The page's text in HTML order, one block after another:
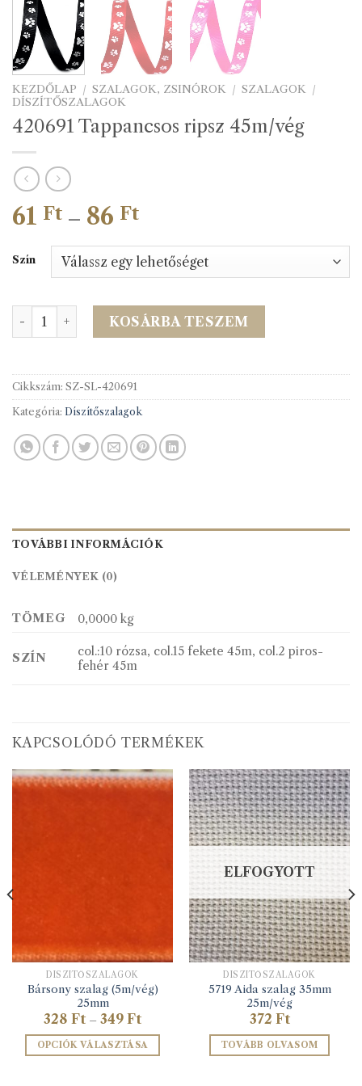
KEZDŐLAP / SZALAGOK, ZSINÓROK / SZALAGOK /
DÍSZÍTŐSZALAGOK
420691 Tappancsos ripsz 45m/vég
61 Ft – 86 FtÁrtartomány:
-
86 Ft
Szín
420691 Tappancsos ripsz 45m/vég mennyiség
KOSÁRBA TESZEM
Cikkszám: SZ-SL-420691
Kategória: Díszítőszalagok
TOVÁBBI INFORMÁCIÓK
VÉLEMÉNYEK (0)
TÖMEG 0,0000 kg
SZÍN
col.:10 rózsa, col.15 fekete 45m, col.2 piros-
fehér 45m
KAPCSOLÓDÓ TERMÉKEK
DÍSZÍTŐSZALAGOK
Bársony szalag (5m/vég)
25mm
328 Ft – 349 FtÁrtartomány:
328 Ft
-
349 Ft
OPCIÓK VÁLASZTÁSA
ELFOGYOTT
DÍSZÍTŐSZALAGOK
5719 Aida szalag 35mm
25m/vég
372 Ft
TOVÁBB OLVASOM